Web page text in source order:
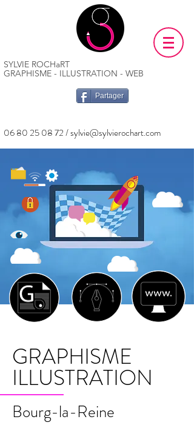
SYLVIE ROCHaRT
GRAPHISME - ILLUSTRATION - WEB
Partager
06 80 25 08 72/sylvie@sylvierochart.com
GRAPHISME
ILLUSTRATION
Bourg-la-Reine